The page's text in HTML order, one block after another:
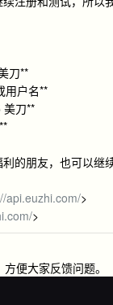
刀**
用户名**
美刀**
的朋友，也可以继
api.euzhi.com/>
>
便大家反馈问题。